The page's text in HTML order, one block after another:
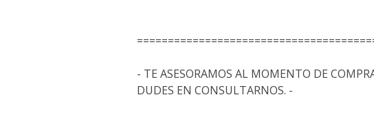
- TE ASESORAMOS AL MOMENTO DE
DUDES EN CONSULTARNOS. -